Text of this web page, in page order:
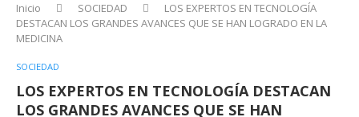
Inicio SOCIEDAD
LOS EXPERTOS EN TECNOLOGÍA
DESTACAN LOS GRANDES AVANCES QUE SE HAN LOGRADO EN LA
MEDICINA
SOCIEDAD
LOS EXPERTOS EN TECNOLOGÍA DESTACAN
LOS GRANDES AVANCES QUE SE HAN